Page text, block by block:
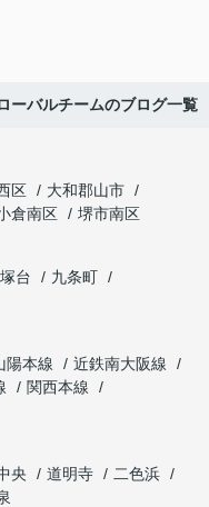
ーバルチームのブログ一覧
区
大和郡山市
倉南区
堺市南区
台
九条町
陽本線
近鉄南大阪線
関西本線
央 道明寺
二色浜